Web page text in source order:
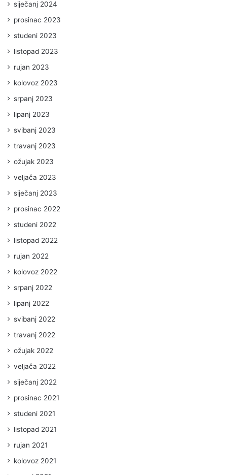
siječanj 2024
prosinac 2023
studeni 2023
listopad 2023
rujan 2023
kolovoz 2023
srpanj 2023
lipanj 2023
svibanj 2023
travanj 2023
ožujak 2023
veljača 2023
siječanj 2023
prosinac 2022
studeni 2022
listopad 2022
rujan 2022
kolovoz 2022
srpanj 2022
lipanj 2022
svibanj 2022
travanj 2022
ožujak 2022
veljača 2022
siječanj 2022
prosinac 2021
studeni 2021
listopad 2021
rujan 2021
kolovoz 2021